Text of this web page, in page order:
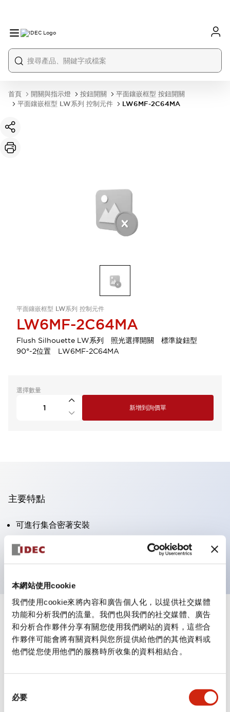
本網站使用cookie
我們使用cookie來將內容和廣告個人化，以提供社交媒體
功能和分析我們的流量。我們也與我們的社交媒體、廣告
和分析合作夥伴分享有關您使用我們網站的資料，這些合
作夥伴可能會將有關資料與您所提供給他們的其他資料或
他們從您使用他們的服務時所收集的資料相結合。
必要
首頁 開關與指示燈 按鈕開關
平面鑲嵌框型 按鈕開關
平面鑲嵌框型 LW系列 控制元件
LW6MF-2C64MA
平面鑲嵌框型 LW系列 控制元件
LW6MF-2C64MA
Flush Silhouette LW系列 照光選擇開關 標準旋鈕型
90°-2位置 LW6MF-2C64MA
選擇數量
新增到詢價單
主要特點
可進行集合密著安裝
附鎖選擇開關採用高安全性的彈子鎖結構
防護結構為IP65（IEC60529）
規格 顯示全部
審美規範
環境規範